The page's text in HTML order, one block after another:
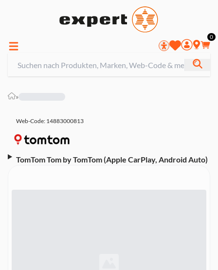
0
»
Web-Code: 14883000813
TomTom Tom by TomTom (Apple CarPlay, Android Auto)